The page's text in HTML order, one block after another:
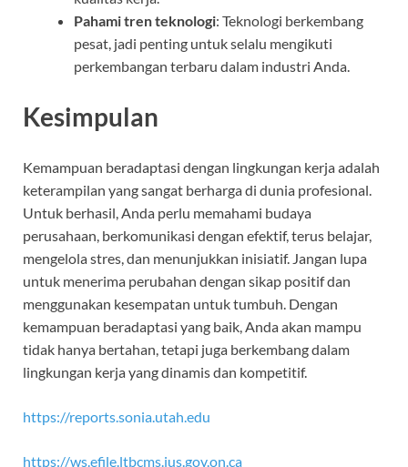
Pahami tren teknologi: Teknologi berkembang
pesat, jadi penting untuk selalu mengikuti
perkembangan terbaru dalam industri Anda.
Kesimpulan
Kemampuan beradaptasi dengan lingkungan kerja adalah
keterampilan yang sangat berharga di dunia profesional.
Untuk berhasil, Anda perlu memahami budaya
perusahaan, berkomunikasi dengan efektif, terus belajar,
mengelola stres, dan menunjukkan inisiatif. Jangan lupa
untuk menerima perubahan dengan sikap positif dan
menggunakan kesempatan untuk tumbuh. Dengan
kemampuan beradaptasi yang baik, Anda akan mampu
tidak hanya bertahan, tetapi juga berkembang dalam
lingkungan kerja yang dinamis dan kompetitif.
https://reports.sonia.utah.edu
https://ws.efile.ltbcms.jus.gov.on.ca